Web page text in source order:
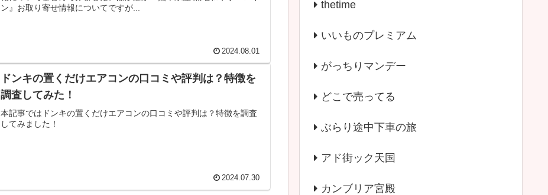
ン』お取り寄せ情報についてですが...
2024.08.01
ドンキの置くだけエアコンの口コミや評判は？特徴を
調査してみた！
本記事ではドンキの置くだけエアコンの口コミや評判は？特徴を調査
してみました！
2024.07.30
thetime
いいものプレミアム
がっちりマンデー
どこで売ってる
ぶらり途中下車の旅
アド街ック天国
カンブリア宮殿